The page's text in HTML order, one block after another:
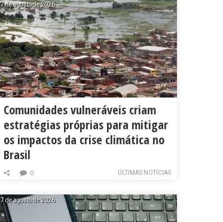
7 de agosto de 2026
Comunidades vulneráveis criam
estratégias próprias para mitigar
os impactos da crise climática no
Brasil
ÚLTIMAS NOTÍCIAS
0
7 de agosto de 2026